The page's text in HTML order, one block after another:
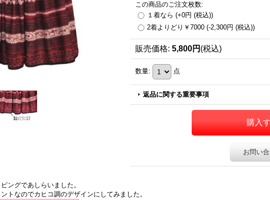
この商品のご注文枚数:
１着なら (+0円 (税込))
2着よりどり￥7000 (-2,300円 (税込))
販売価格: 5,800円 (税込)
数量: 点
返品に関する重要事項
お問い
ングであしらいました。
トなのでカヒコ調のデザインにしてみました。